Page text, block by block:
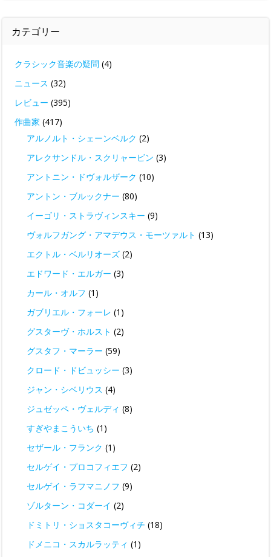
カテゴリー
クラシック音楽の疑問 (4)
ニュース (32)
レビュー (395)
作曲家 (417)
アルノルト・シェーンベルク (2)
アレクサンドル・スクリャービン (3)
アントニン・ドヴォルザーク (10)
アントン・ブルックナー (80)
イーゴリ・ストラヴィンスキー (9)
ヴォルフガング・アマデウス・モーツァルト (13)
エクトル・ベルリオーズ (2)
エドワード・エルガー (3)
カール・オルフ (1)
ガブリエル・フォーレ (1)
グスターヴ・ホルスト (2)
グスタフ・マーラー (59)
クロード・ドビュッシー (3)
ジャン・シベリウス (4)
ジュゼッペ・ヴェルディ (8)
すぎやまこういち (1)
セザール・フランク (1)
セルゲイ・プロコフィエフ (2)
セルゲイ・ラフマニノフ (9)
ゾルターン・コダーイ (2)
ドミトリ・ショスタコーヴィチ (18)
ドメニコ・スカルラッティ (1)